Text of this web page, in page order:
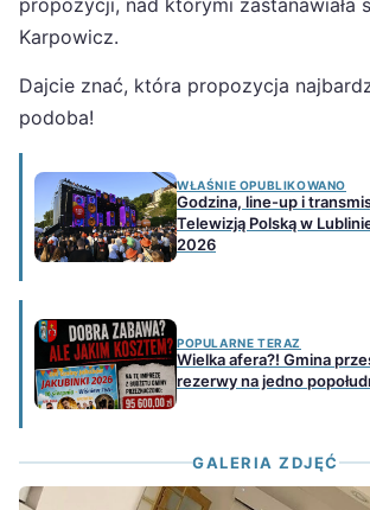
Karpowicz.
Dajcie znać, która propozycja
podoba!
WŁAŚNIE OPUBLIKOWANO
Godzina, line-up i
Telewizją Polską w
2026
POPULARNE TERAZ
Wielka afera?! Gmina
rezerwy na jedno
GALERIA ZDJĘĆ